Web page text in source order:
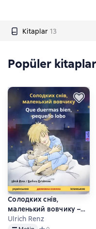
Kitaplar 13
Popüler kitaplar
Солодких снів,
маленький вовчикy –
Que duermas bien,
Ulrich Renz